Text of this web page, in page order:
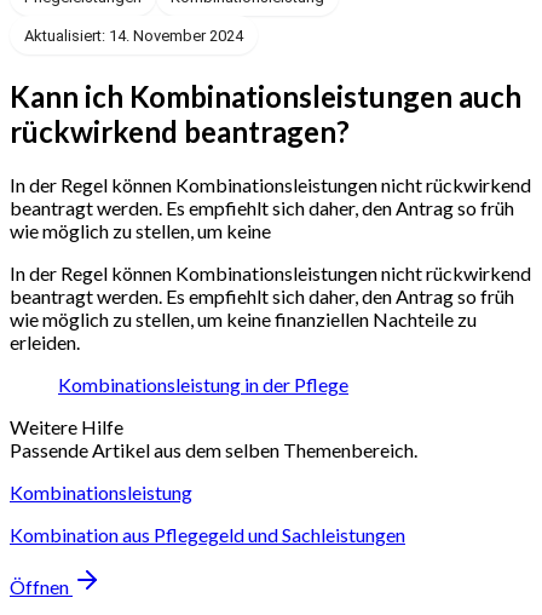
Aktualisiert: 14. November 2024
Kann ich Kombinationsleistungen auch
rückwirkend beantragen?
In der Regel können Kombinationsleistungen nicht rückwirkend
beantragt werden. Es empfiehlt sich daher, den Antrag so früh
wie möglich zu stellen, um keine
In der Regel können Kombinationsleistungen nicht rückwirkend
beantragt werden. Es empfiehlt sich daher, den Antrag so früh
wie möglich zu stellen, um keine finanziellen Nachteile zu
erleiden.
Kombinationsleistung in der Pflege
Weitere Hilfe
Passende Artikel aus dem selben Themenbereich.
Kombinationsleistung
Kombination aus Pflegegeld und Sachleistungen
Öffnen